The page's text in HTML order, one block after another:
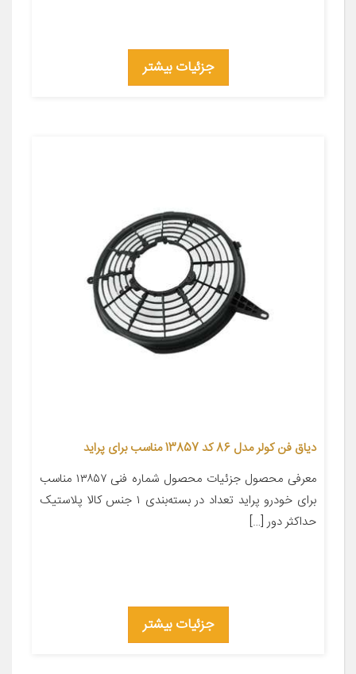
جزئیات بیشتر
دیاق فن کولر مدل 86 کد 13857 مناسب برای پراید
معرفی محصول جزئیات محصول شماره فنی ۱۳۸۵۷ مناسب
برای خودرو پراید تعداد در بسته‌بندی ۱ جنس کالا پلاستیک
حداکثر دور […]
جزئیات بیشتر